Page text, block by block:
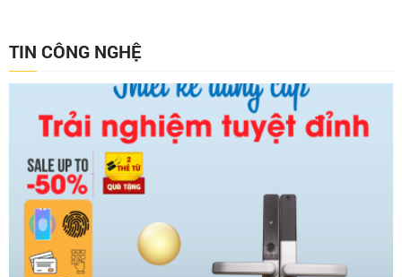
TIN CÔNG NGHỆ
THẾ GIỚI KHÓA CUNG CẤP CÁC DÒNG KHÓA CAO CẤP
KHÓA CỬA THÔNG MINH THƯƠNG HIỆU ĐỨC CHO GIA
ĐÌNH VIỆT
TẠI SAO NÊN CHỌN MUA KHÓA TẠI THẾ GIỚI KHÓA
VÂN TAY